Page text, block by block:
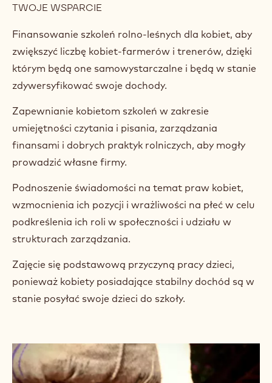
TWOJE WSPARCIE
Finansowanie szkoleń rolno-leśnych dla kobiet, aby
zwiększyć liczbę kobiet-farmerów i trenerów, dzięki
którym będą one samowystarczalne i będą w stanie
zdywersyfikować swoje dochody.
Zapewnianie kobietom szkoleń w zakresie
umiejętności czytania i pisania, zarządzania
finansami i dobrych praktyk rolniczych, aby mogły
prowadzić własne firmy.
Podnoszenie świadomości na temat praw kobiet,
wzmocnienia ich pozycji i wrażliwości na płeć w celu
podkreślenia ich roli w społeczności i udziału w
strukturach zarządzania.
Zajęcie się podstawową przyczyną pracy dzieci,
ponieważ kobiety posiadające stabilny dochód są w
stanie posyłać swoje dzieci do szkoły.
+ 3